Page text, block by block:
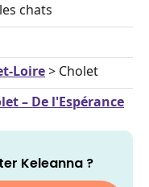
chats
Loire> Cholet
– De l'Espérance
Keleanna ?